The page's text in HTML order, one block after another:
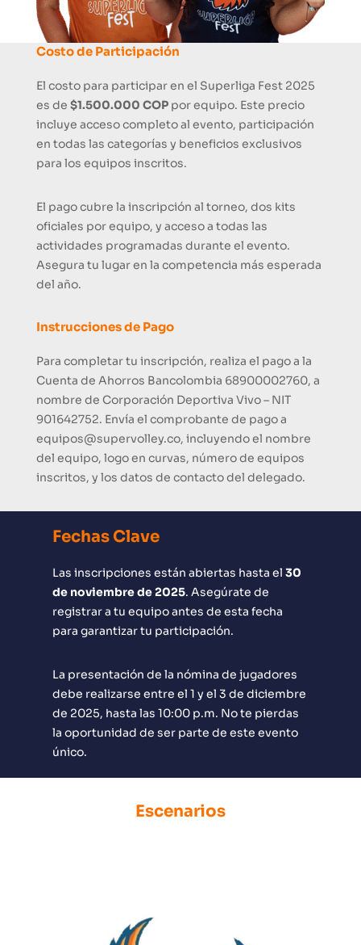
Costo de Participación
El costo para participar en el Superliga Fest 2025
es de $1.500.000 COPpor equipo. Este precio
incluye acceso completo al evento, participación
en todas las categorías y beneficios exclusivos
para los equipos inscritos.
El pago cubre la inscripción al torneo, dos kits
oficiales por equipo, y acceso a todas las
actividades programadas durante el evento.
Asegura tu lugar en la competencia más esperada
del año.
Instrucciones de Pago
Para completar tu inscripción, realiza el pago a la
Cuenta de Ahorros Bancolombia 68900002760, a
nombre de Corporación Deportiva Vivo – NIT
901642752. Envía el comprobante de pago a
equipos@supervolley.co, incluyendo el nombre
del equipo, logo en curvas, número de equipos
inscritos, y los datos de contacto del delegado.
Fechas Clave
Las inscripciones están abiertas hasta el 30
de noviembre de 2025. Asegúrate de
registrar a tu equipo antes de esta fecha
para garantizar tu participación.
La presentación de la nómina de jugadores
debe realizarse entre el 1 y el 3 de diciembre
de 2025, hasta las 10:00 p.m. No te pierdas
la oportunidad de ser parte de este evento
único.
Escenarios